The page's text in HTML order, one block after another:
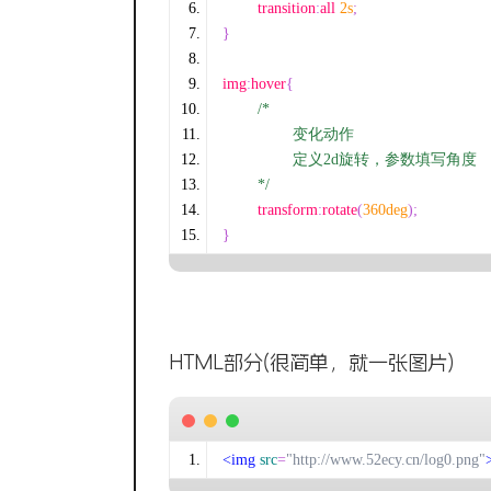
	transition
:all 2s;
}
img:hover{
/*
		变化动作
		定义2d旋转，参数填写角度
	*/
	transform
:rotate(360deg);
}
HTML部分(很简单，就一张图片)
<img src="http://www.52ecy.cn/log0.png"